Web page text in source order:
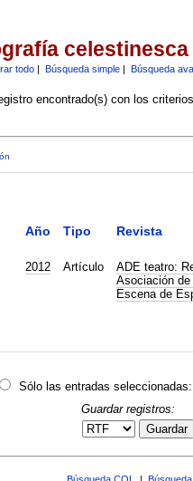
celestinesca
todo| Búsqueda simple| Búsqueda
encontrado(s) con los
Año Tipo Revista
2012 Artículo
ADE teatro:
Asociación
Escena de
Sólo las entradas seleccionadas:
Guardar registros:
Guardar